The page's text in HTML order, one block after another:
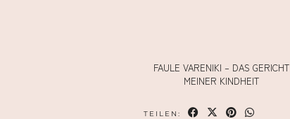
FAULE VARENIKI – DAS GERICHT
MEINER KINDHEIT
TEILEN: